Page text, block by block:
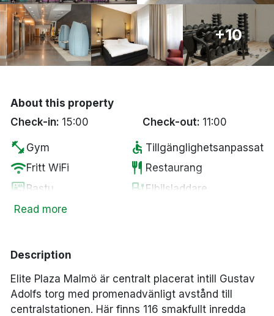
Oslo
Bergen
Hela Danmark
+10
About this property
Check-in: 15:00 Check-out: 11:00
fitness_center Gym accessible Tillgänglighetsanpassat
wifiFritt WiFi restaurant Restaurang
saunaBastu ev_station Elbilsladdare
petsHusdjur tillåtna
Read more
Description
Elite Plaza Malmö är centralt placerat intill Gustav
Adolfs torg med promenadvänligt avstånd till
centralstationen. Här finns 116 smakfullt inredda